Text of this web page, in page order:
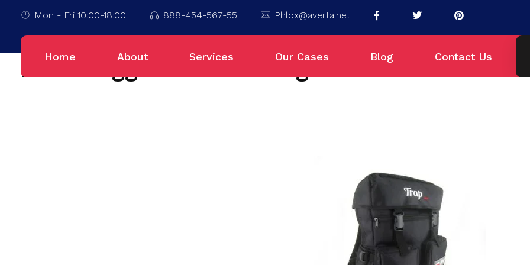
Mon - Fri 10:00-18:00 888-454-567-55 Phlox@averta.net
Home About Services Our Cases Blog Contact Us
Home Kota Bitung
Posts tagged: Kota Bitung